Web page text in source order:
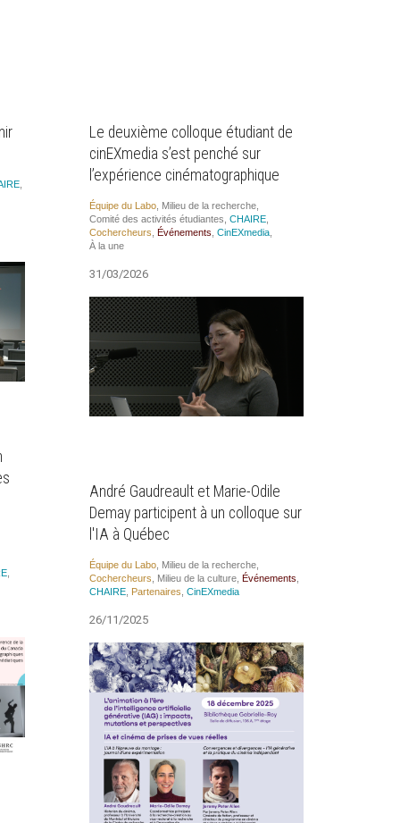
Le deuxième colloque étudiant de
cinEXmedia s’est penché sur
l’expérience cinématographique
Équipe du Labo Milieu de la recherche
Comi­té des acti­vi­tés étu­diantes CHAIRE
Cocher­cheurs Évé­ne­ments CinEX­me­dia
À la une
31/03/2026
André Gaudreault et Marie-Odile
Demay participent à un colloque sur
l'IA à Québec
Équipe du Labo Milieu de la recherche
Cocher­cheurs
Milieu de la culture Évé­ne­ments
CHAIRE
Par­te­naires CinEX­me­dia
26/11/2025